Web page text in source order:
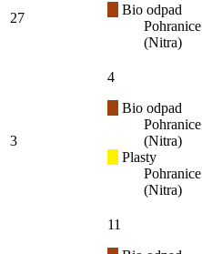
27
Bio odpad
Pohranice
(Nitra)
3
4
Bio odpad
Pohranice
(Nitra)
Plasty
Pohranice
(Nitra)
11